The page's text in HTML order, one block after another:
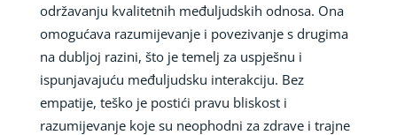
održavanju kvalitetnih međuljudskih odnosa. Ona
omogućava razumijevanje i povezivanje s drugima
na dubljoj razini, što je temelj za uspješnu i
ispunjavajuću međuljudsku interakciju. Bez
empatije, teško je postići pravu bliskost i
razumijevanje koje su neophodni za zdrave i trajne